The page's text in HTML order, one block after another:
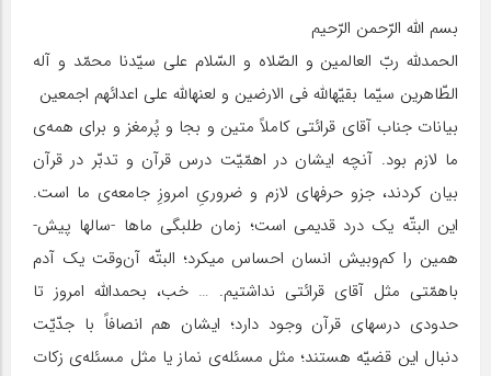
بسم الله الرّحمن الرّحیم
الحمدﷲ ربّ العالمین و الصّلاه و السّلام علی سیّدنا محمّد و آله
الطّاهرین سیّما بقیّهالله فی الارضین و لعنهالله علی اعدائهم اجمعین
بیانات جناب آقای قرائتی کاملاً متین و بجا و پُرمغز و برای همه‌ی
ما لازم بود. آنچه ایشان در اهمّیّت درس قرآن و تدبّر در قرآن
بیان کردند، جزو حرفهای لازم و ضروریِ امروزِ جامعه‌ی ما است.
این البتّه یک درد قدیمی است؛ زمان طلبگی ماها -سالها پیش-
همین را کم‌وبیش انسان احساس میکرد؛ البتّه آن‌وقت یک آدم
باهمّتی مثل آقای قرائتی نداشتیم. … خب، بحمدالله امروز تا
حدودی درسهای قرآن وجود دارد؛ ایشان هم انصافاً با جدّیّت
دنبال این قضیّه هستند؛ مثل مسئله‌ی نماز یا مثل مسئله‌ی زکات